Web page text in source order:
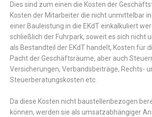
Dies sind zum einen die Kosten der
Kosten der Mitarbeiter die nicht unmittelbar
einer Bauleistung in die EKdT einkalkuliert
schließlich der Fuhrpark, soweit es sich nicht
als Bestandteil der EKdT handelt, Kosten für
Pacht der Geschäftsräume, aber auch
Versicherungen, Verbandsbeiträge, Rechts-
Steuerberatungskosten etc.
Da diese Kosten nicht baustellenbezogen
können, werden sie als umsatzabhängiger